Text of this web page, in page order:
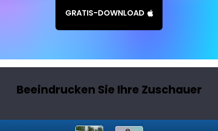
GRATIS-DOWNLOAD
Beeindrucken Sie Ihre Zuschauer